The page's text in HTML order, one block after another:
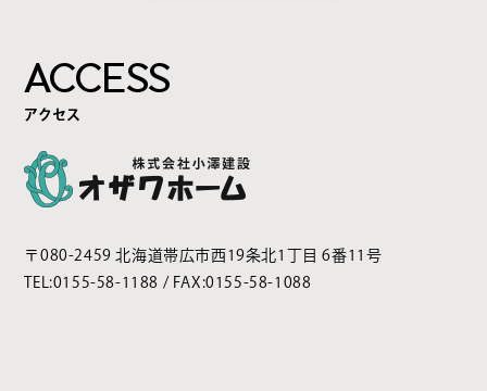
ACCESS
アクセス
〒080-2459 北海道帯広市西19条北1丁目 6番11号
TEL:0155-58-1188 / FAX:0155-58-1088